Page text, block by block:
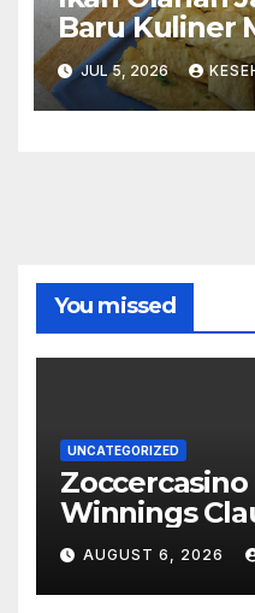
Baru Kuliner
JUL 5, 2026
You missed
UNCATEGORIZED
Winnings
AUGUST 6, 2026